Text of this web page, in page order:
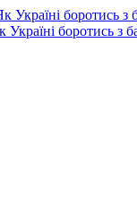
боротись з